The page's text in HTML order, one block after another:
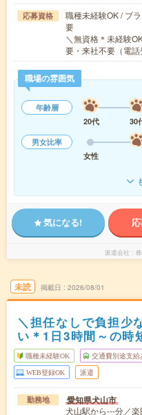
応募資格
職種未経験OK / ブ
要
＼無資格＊未経験
要・来社不要（電
職場の雰囲気
年齢層
20代
30
男女比率
女性
気になる!
派遣会社
未読 掲載日 2026/08/01
＼担任なしで負担少
い＊1日3時間～の時
職種未経験OK 交通費別途支給
WEB登録OK 派遣
勤務地 愛知県犬山市
犬山駅から---分／